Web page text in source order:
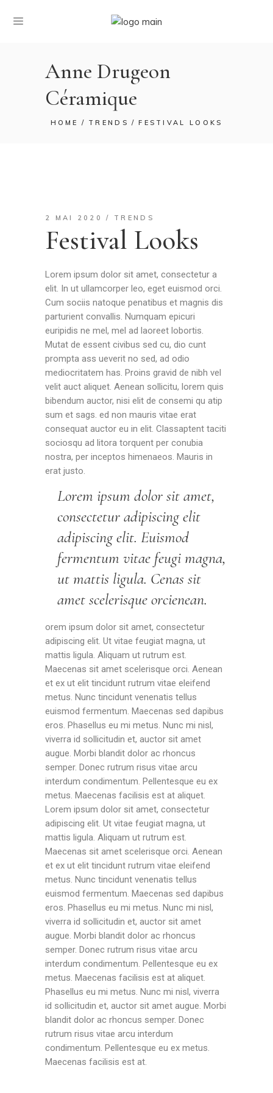
Anne Drugeon
Céramique
HOME TRENDS FESTIVAL LOOKS
2 MAI 2020 TRENDS
Festival Looks
Lorem ipsum dolor sit amet, consectetur a
elit. In ut ullamcorper leo, eget euismod orci.
Cum sociis natoque penatibus et magnis dis
parturient convallis. Numquam epicuri
euripidis ne mel, mel ad laoreet lobortis.
Mutat de essent civibus sed cu, dio cunt
prompta ass ueverit no sed, ad odio
mediocritatem has. Proins gravid de nibh vel
velit auct aliquet. Aenean sollicitu, lorem quis
bibendum auctor, nisi elit de consemi qu atip
sum et sags. ed non mauris vitae erat
consequat auctor eu in elit. Classaptent taciti
sociosqu ad litora torquent per conubia
nostra, per inceptos himenaeos. Mauris in
erat justo.
Lorem ipsum dolor sit amet,
consectetur adipiscing elit
adipiscing elit. Euismod
fermentum vitae feugi magna,
ut mattis ligula. Cenas sit
amet scelerisque orcienean.
orem ipsum dolor sit amet, consectetur
adipiscing elit. Ut vitae feugiat magna, ut
mattis ligula. Aliquam ut rutrum est.
Maecenas sit amet scelerisque orci. Aenean
et ex ut elit tincidunt rutrum vitae eleifend
metus. Nunc tincidunt venenatis tellus
euismod fermentum. Maecenas sed dapibus
eros. Phasellus eu mi metus. Nunc mi nisl,
viverra id sollicitudin et, auctor sit amet
augue. Morbi blandit dolor ac rhoncus
semper. Donec rutrum risus vitae arcu
interdum condimentum. Pellentesque eu ex
metus. Maecenas facilisis est at aliquet.
Lorem ipsum dolor sit amet, consectetur
adipiscing elit. Ut vitae feugiat magna, ut
mattis ligula. Aliquam ut rutrum est.
Maecenas sit amet scelerisque orci. Aenean
et ex ut elit tincidunt rutrum vitae eleifend
metus. Nunc tincidunt venenatis tellus
euismod fermentum. Maecenas sed dapibus
eros. Phasellus eu mi metus. Nunc mi nisl,
viverra id sollicitudin et, auctor sit amet
augue. Morbi blandit dolor ac rhoncus
semper. Donec rutrum risus vitae arcu
interdum condimentum. Pellentesque eu ex
metus. Maecenas facilisis est at aliquet.
Phasellus eu mi metus. Nunc mi nisl, viverra
id sollicitudin et, auctor sit amet augue. Morbi
blandit dolor ac rhoncus semper. Donec
rutrum risus vitae arcu interdum
condimentum. Pellentesque eu ex metus.
Maecenas facilisis est at.